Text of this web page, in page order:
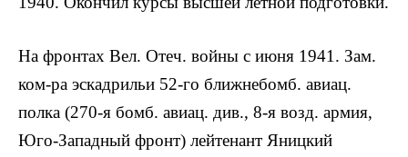
На фронтах Вел. Отеч. войны с июня 1941. Зам.
ком-ра эскадрильи 52-го ближнебомб. авиац.
полка (270-я бомб. авиац. див., 8-я возд. армия,
Юго-Западный фронт) лейтенант Яницкий